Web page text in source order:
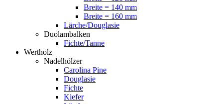
Breite = 140 mm
Breite = 160 mm
Lärche/Douglasie
Duolambalken
Fichte/Tanne
Wertholz
Nadelhölzer
Carolina Pine
Douglasie
Fichte
Kiefer